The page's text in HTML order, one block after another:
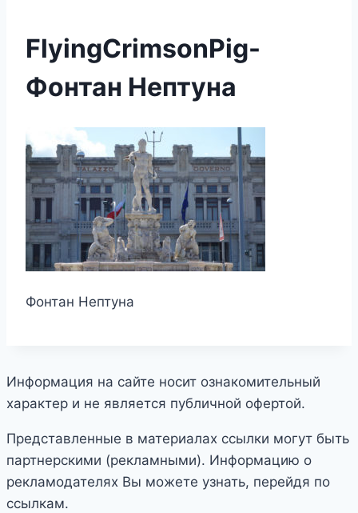
FlyingCrimsonPig-
Фонтан Нептуна
Фонтан Нептуна
Информация на сайте носит ознакомительный
характер и не является публичной офертой.
Представленные в материалах ссылки могут быть
партнерскими (рекламными). Информацию о
рекламодателях Вы можете узнать, перейдя по
ссылкам.